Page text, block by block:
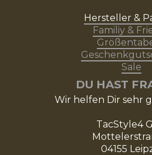
Hersteller &
Familiy &
Sale
DU HAST
Wir helfen Dir sehr
TacStyle4
04155